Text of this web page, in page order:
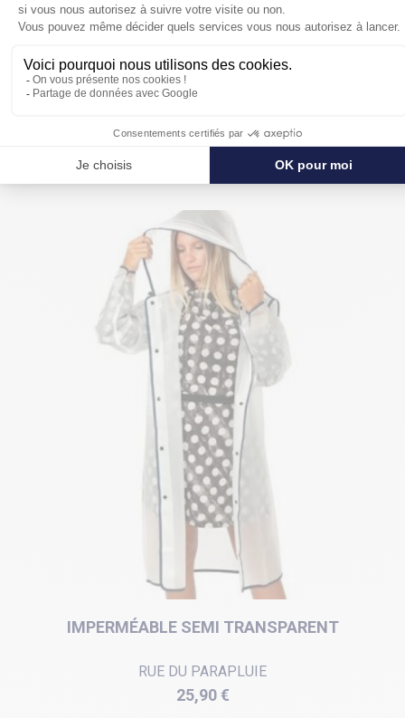
POUR SE PROTÉGER ENCORE PLUS
DE LA PLUIE
IMPERMÉABLE SEMI TRANSPARENT
RUE DU PARAPLUIE
Prix
25,90 €